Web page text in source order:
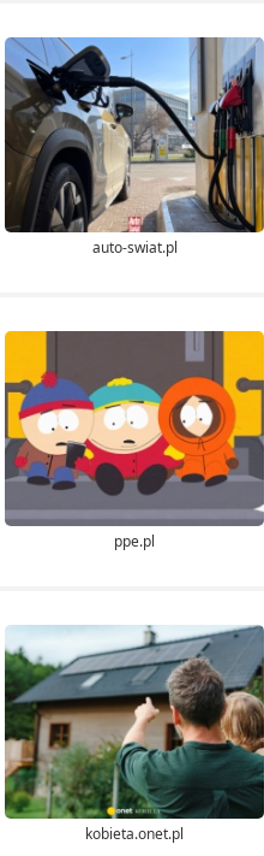
auto-swiat.pl
ppe.pl
kobieta.onet.pl